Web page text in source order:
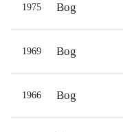
1975 Bog
1969 Bog
1966 Bog